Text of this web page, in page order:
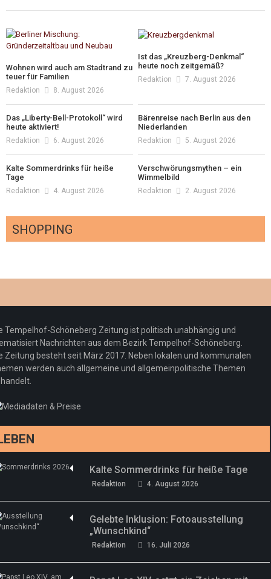
Wohnen wird auch am Stadtrand zu
teuer für Familien
Redaktion 8. August 2026
Ist das „Kreuzberg-Denkmal“
heute noch zeitgemäß?
Redaktion 7. August 2026
Das „Liberty-Bell-Protokoll“ wird
heute aktiviert!
Redaktion 6. August 2026
Bärenreise nach Berlin aus den
Niederlanden
Redaktion 5. August 2026
Kalte Sommerdrinks für heiße
Tage
Redaktion 4. August 2026
Verschwörungsmythen – ein
Wimmelbild
Redaktion 2. August 2026
SHOPPING
Redaktion 23. Juli 2026
Pepe Jeans London mit Summer Sale und
neuer Kollektion
Redaktion 19. Juli 2026
Woher kommt der Honig? – Neue EU-
Regeln gelten 14. Juni
drei neue Specials zur Fußball-WM
Tempelhof-Schöneberg Zeitung ist politisch unabhängig und
Nachrichten aus dem Bezirk Tempelhof-Schöneberg.
Zeitung besteht seit März 2017. Neben lokalen und kommunalen
werden auch allgemeine und allgemeinpolitische Themen
Kalte Sommerdrinks für heiße Tage
Redaktion 4. August 2026
Gelebte Inklusion: Fotoausstellung
„Wunschkind“
Redaktion 16. Juli 2026